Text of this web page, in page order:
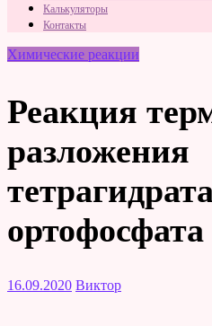
Калькуляторы
Контакты
Химические реакции
Реакция
разложения
16.09.2020 Виктор